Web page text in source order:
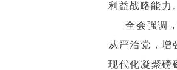
利益战略能力
全会强调
从严治党，增
现代化凝聚磅